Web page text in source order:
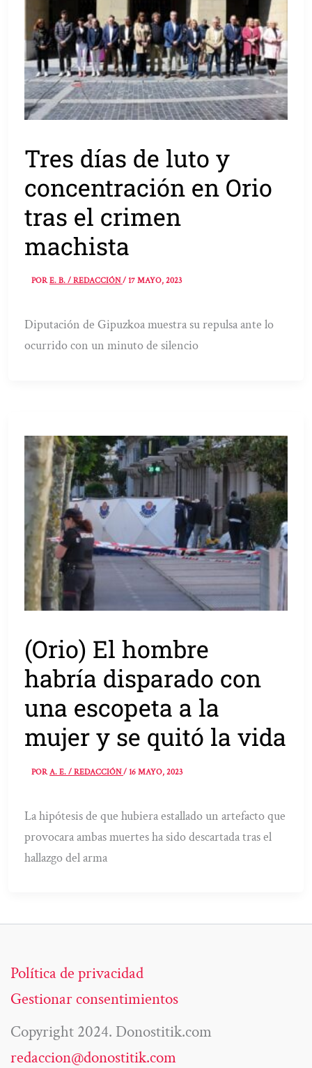
Tres días de luto y
concentración en Orio
tras el crimen
machista
PORE. B. / REDACCIÓN/17 MAYO, 2023
Diputación de Gipuzkoa muestra su repulsa ante lo
ocurrido con un minuto de silencio
(Orio) El hombre
habría disparado con
una escopeta a la
mujer y se quitó la vida
PORA. E. / REDACCIÓN/16 MAYO, 2023
La hipótesis de que hubiera estallado un artefacto que
provocara ambas muertes ha sido descartada tras el
hallazgo del arma
Política de privacidad
Gestionar consentimientos
Copyright 2024. Donostitik.com
redaccion@donostitik.com